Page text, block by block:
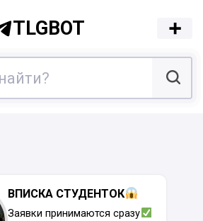
TLGBOT
ВПИСКА СТУДЕНТОК
Заявки принимаются сразу